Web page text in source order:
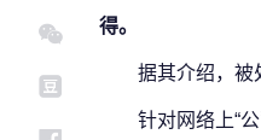
得。
据其介绍，被
针对网络上“